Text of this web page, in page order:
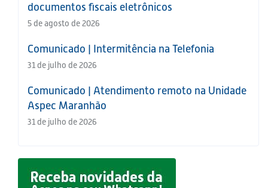
documentos fiscais eletrônicos
5 de agosto de 2026
Comunicado | Intermitência na Telefonia
31 de julho de 2026
Comunicado | Atendimento remoto na Unidade
Aspec Maranhão
31 de julho de 2026